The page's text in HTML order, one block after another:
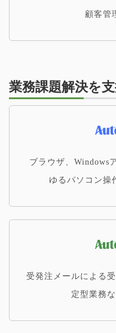
顧客管
業務課題解決を
ブラウザ、Windows
ゆるパソコン操
受発注メールによる
定型業務